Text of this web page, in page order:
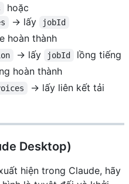
hoặc
→ lấy
jobId
hoàn thành
→ lấy jobId lồng tiếng
hoàn thành
→ lấy liên kết tải
Desktop)
hiện trong Claude, hãy